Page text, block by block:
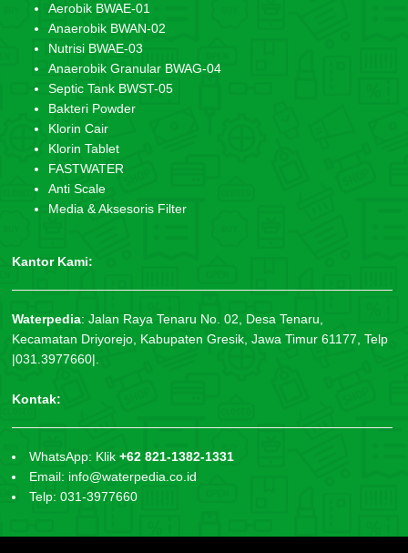
Aerobik BWAE-01
Anaerobik BWAN-02
Nutrisi BWAE-03
Anaerobik Granular BWAG-04
Septic Tank BWST-05
Bakteri Powder
Klorin Cair
Klorin Tablet
FASTWATER
Anti Scale
Media & Aksesoris Filter
Kantor Kami:
Waterpedia: Jalan Raya Tenaru No. 02, Desa Tenaru,
Kecamatan Driyorejo, Kabupaten Gresik, Jawa Timur 61177, Telp
|031.3977660|.
Kontak:
WhatsApp: Klik +62 821-1382-1331
Email: info@waterpedia.co.id
Telp: 031-3977660